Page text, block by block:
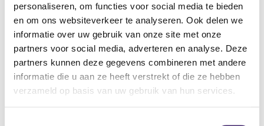
personaliseren, om functies voor social media te bieden
en om ons websiteverkeer te analyseren. Ook delen we
informatie over uw gebruik van onze site met onze
partners voor social media, adverteren en analyse. Deze
partners kunnen deze gegevens combineren met andere
informatie die u aan ze heeft verstrekt of die ze hebben
verzameld op basis van uw gebruik van hun services.
Tegemoetkoming VSB
Je komt mogelijk in aanmerking voor een
tegemoetkoming
op dit mobiliteitshulpmiddel. Deze tegemoetkoming